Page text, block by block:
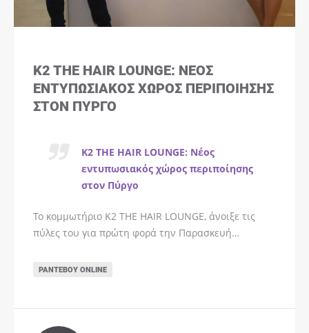
K2 THE HAIR LOUNGE: ΝΈΟΣ
ΕΝΤΥΠΩΣΙΑΚΌΣ ΧΏΡΟΣ ΠΕΡΙΠΟΊΗΣΗΣ
ΣΤΟΝ ΠΎΡΓΟ
K2 THE HAIR LOUNGE: Νέος
εντυπωσιακός χώρος περιποίησης
στον Πύργο
Το κομμωτήριο K2 THE HAIR LOUNGE, άνοιξε τις
πύλες του για πρώτη φορά την Παρασκευή…
ΡΑΝΤΕΒΟΎ ONLINE